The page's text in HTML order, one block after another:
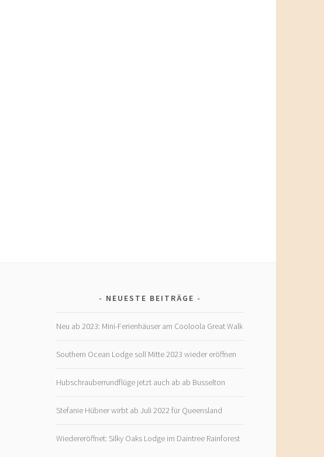
NEUESTE BEITRÄGE
Neu ab 2023: Mini-Ferienhäuser am Cooloola Great Walk
Southern Ocean Lodge soll Mitte 2023 wieder eröffnen
Hubschrauberrundflüge jetzt auch ab ab Busselton
Stefanie Hübner wirbt ab Juli 2022 für Queensland
Wiedereröffnet: Silky Oaks Lodge im Daintree Rainforest